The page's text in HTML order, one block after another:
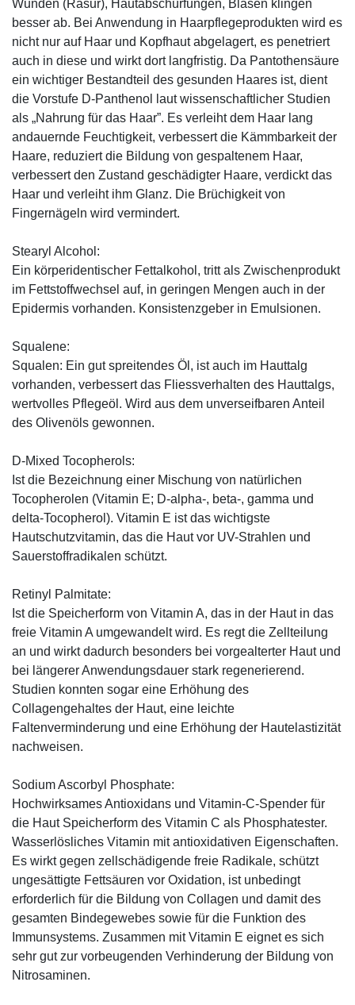
Wunden (Rasur), Hautabschürfungen, Blasen klingen
besser ab. Bei Anwendung in Haarpflegeprodukten wird es
nicht nur auf Haar und Kopfhaut abgelagert, es penetriert
auch in diese und wirkt dort langfristig. Da Pantothensäure
ein wichtiger Bestandteil des gesunden Haares ist, dient
die Vorstufe D-Panthenol laut wissenschaftlicher Studien
als „Nahrung für das Haar”. Es verleiht dem Haar lang
andauernde Feuchtigkeit, verbessert die Kämmbarkeit der
Haare, reduziert die Bildung von gespaltenem Haar,
verbessert den Zustand geschädigter Haare, verdickt das
Haar und verleiht ihm Glanz. Die Brüchigkeit von
Fingernägeln wird vermindert.
Stearyl Alcohol:
Ein körperidentischer Fettalkohol, tritt als Zwischenprodukt
im Fettstoffwechsel auf, in geringen Mengen auch in der
Epidermis vorhanden. Konsistenzgeber in Emulsionen.
Squalene:
Squalen: Ein gut spreitendes Öl, ist auch im Hauttalg
vorhanden, verbessert das Fliessverhalten des Hauttalgs,
wertvolles Pflegeöl. Wird aus dem unverseifbaren Anteil
des Olivenöls gewonnen.
D-Mixed Tocopherols:
Ist die Bezeichnung einer Mischung von natürlichen
Tocopherolen (Vitamin E; D-alpha-, beta-, gamma und
delta-Tocopherol). Vitamin E ist das wichtigste
Hautschutzvitamin, das die Haut vor UV-Strahlen und
Sauerstoffradikalen schützt.
Retinyl Palmitate:
Ist die Speicherform von Vitamin A, das in der Haut in das
freie Vitamin A umgewandelt wird. Es regt die Zellteilung
an und wirkt dadurch besonders bei vorgealterter Haut und
bei längerer Anwendungsdauer stark regenerierend.
Studien konnten sogar eine Erhöhung des
Collagengehaltes der Haut, eine leichte
Faltenverminderung und eine Erhöhung der Hautelastizität
nachweisen.
Sodium Ascorbyl Phosphate:
Hochwirksames Antioxidans und Vitamin-C-Spender für
die Haut Speicherform des Vitamin C als Phosphatester.
Wasserlösliches Vitamin mit antioxidativen Eigenschaften.
Es wirkt gegen zellschädigende freie Radikale, schützt
ungesättigte Fettsäuren vor Oxidation, ist unbedingt
erforderlich für die Bildung von Collagen und damit des
gesamten Bindegewebes sowie für die Funktion des
Immunsystems. Zusammen mit Vitamin E eignet es sich
sehr gut zur vorbeugenden Verhinderung der Bildung von
Nitrosaminen.